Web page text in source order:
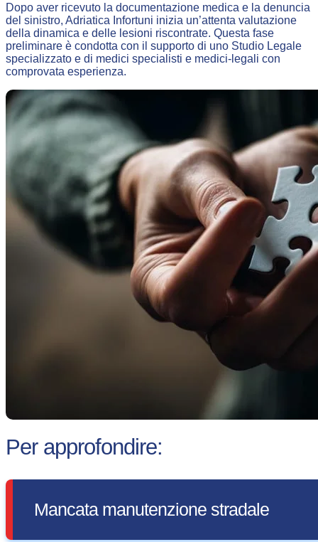
Dopo aver ricevuto la documentazione medica e la denuncia
del sinistro, Adriatica Infortuni inizia un’attenta valutazione
della dinamica e delle lesioni riscontrate. Questa fase
preliminare è condotta con il supporto di uno Studio Legale
specializzato e di medici specialisti e medici-legali con
comprovata esperienza.
Per approfondire:
Mancata manutenzione stradale